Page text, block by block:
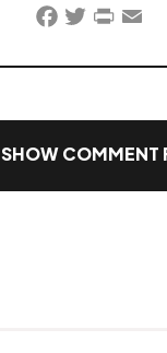
Facebook
Twitter Email
SHOW COMMENT